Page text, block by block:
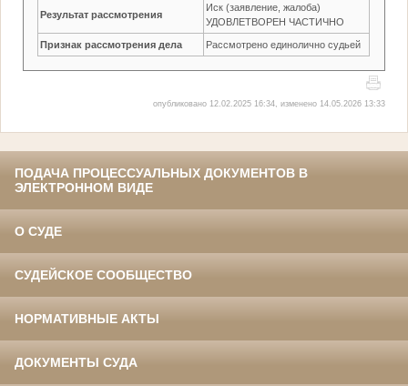
Результат рассмотрения
Иск (заявление, жалоба)
УДОВЛЕТВОРЕН ЧАСТИЧНО
Признак рассмотрения дела Рассмотрено единолично судьей
опубликовано 12.02.2025 16:34, изменено 14.05.2026 13:33
ПОДАЧА ПРОЦЕССУАЛЬНЫХ ДОКУМЕНТОВ В
ЭЛЕКТРОННОМ ВИДЕ
О СУДЕ
СУДЕЙСКОЕ СООБЩЕСТВО
НОРМАТИВНЫЕ АКТЫ
ДОКУМЕНТЫ СУДА